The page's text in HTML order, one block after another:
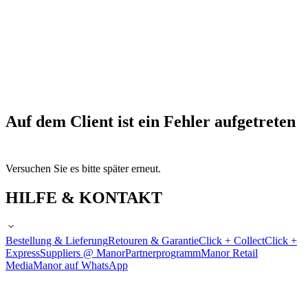
Auf dem Client ist ein Fehler aufgetreten
Versuchen Sie es bitte später erneut.
HILFE & KONTAKT
Bestellung & LieferungRetouren & GarantieClick + CollectClick +
ExpressSuppliers @ ManorPartnerprogrammManor Retail
MediaManor auf WhatsApp